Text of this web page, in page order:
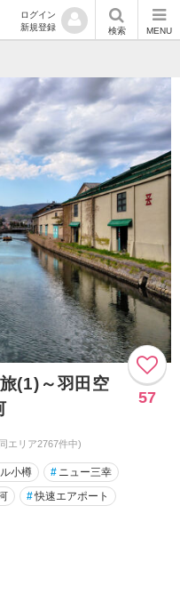
ログイン
新規登録
検索 MENU
(1)～羽田空
57
エリア2767件中)
小樽 # ニュー三幸
#快速エアポート